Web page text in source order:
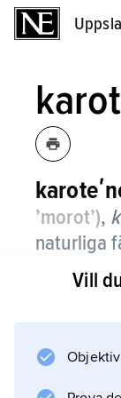
’morot’),
naturliga
mycket
höstlövens
Vill